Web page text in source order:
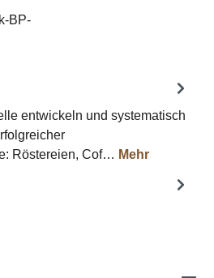
BP-
entwickeln und systematisch
Röstereien, Cof… Mehr